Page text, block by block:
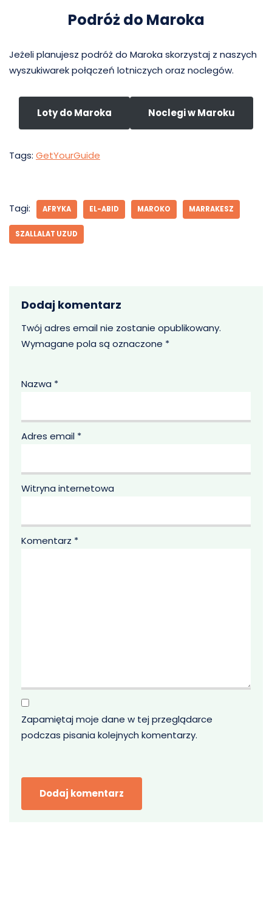
Podróż do Maroka
Jeżeli planujesz podróż do Maroka skorzystaj z naszych
wyszukiwarek połączeń lotniczych oraz noclegów.
Loty do Maroka Noclegi w Maroku
Tags: GetYourGuide
Tagi: AFRYKA EL-ABID MAROKO MARRAKESZ
SZALLALAT UZUD
Dodaj komentarz
Twój adres email nie zostanie opublikowany.
Wymagane pola są oznaczone *
Nazwa *
Adres email *
Witryna internetowa
Komentarz *
Zapamiętaj moje dane w tej przeglądarce
podczas pisania kolejnych komentarzy.